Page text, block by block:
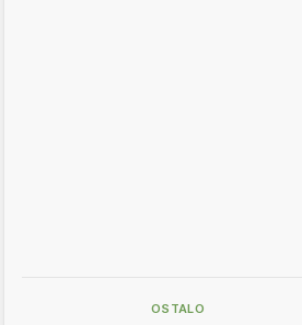
OSTALO